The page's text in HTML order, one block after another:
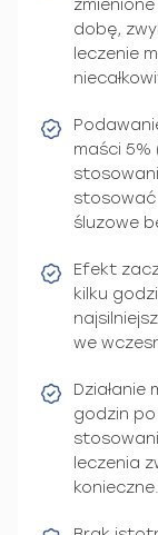
dobę,
leczenie
maści 5%
stosować
śluzowe
Efekt
kilku
we
Działanie
godzin
leczenia
konieczne.